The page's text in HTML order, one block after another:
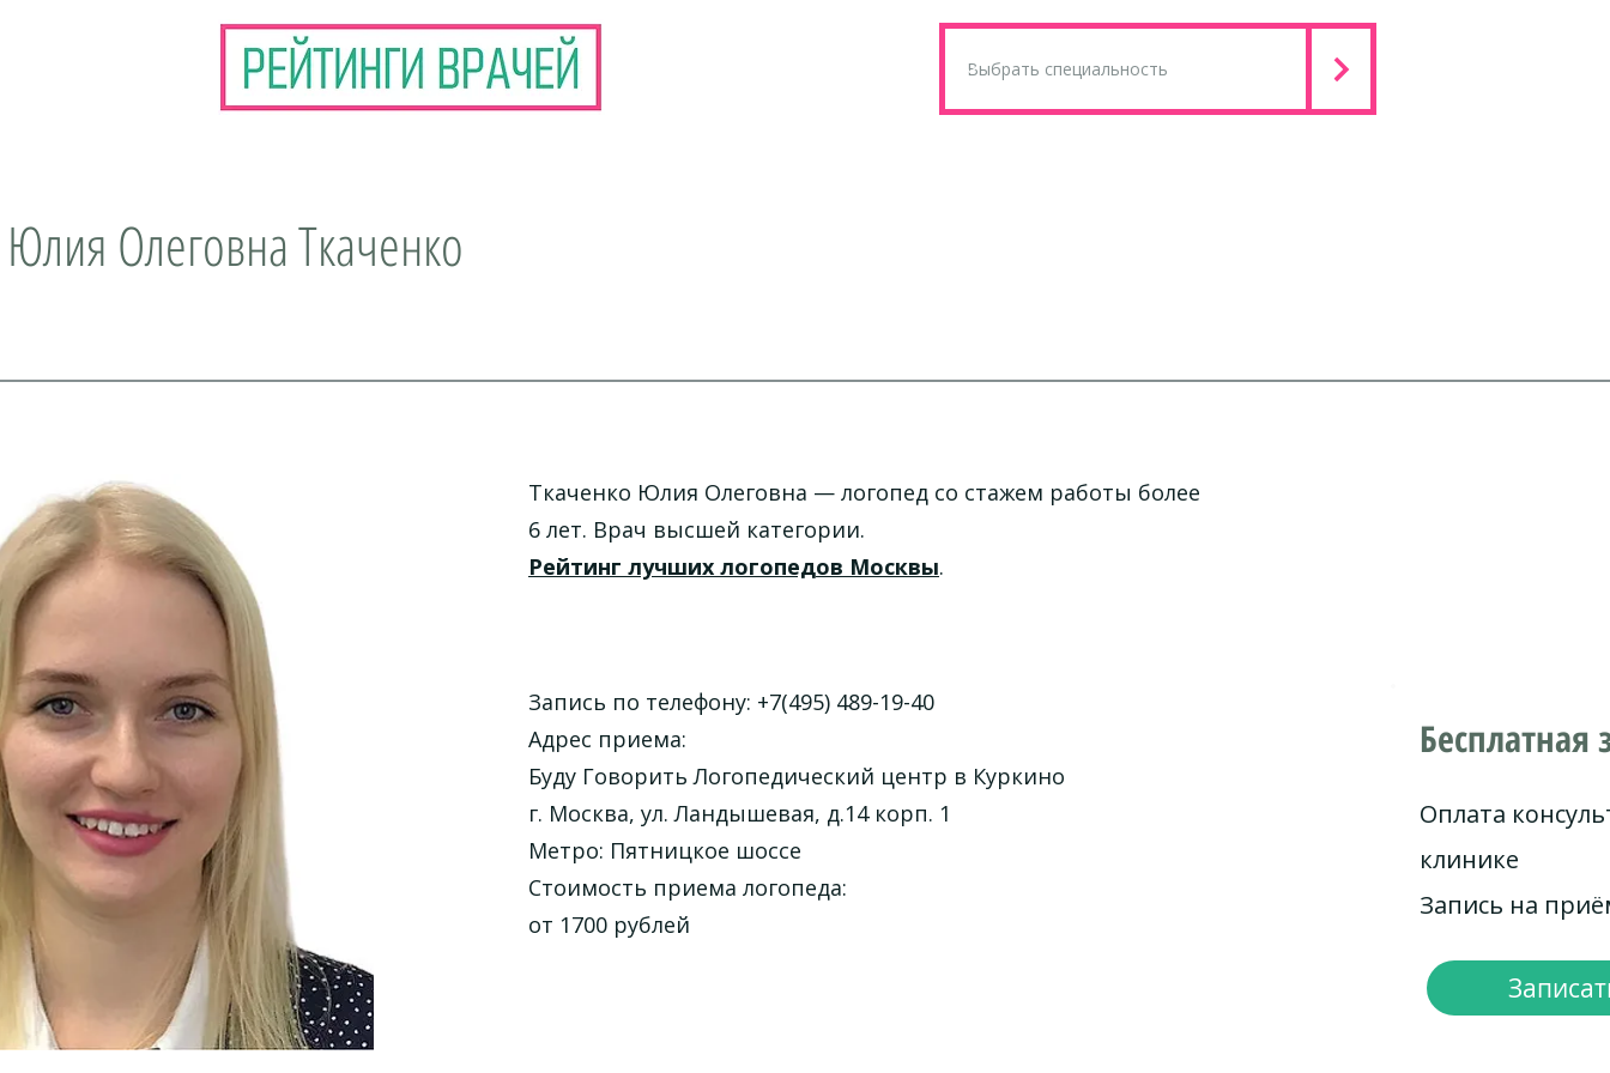
Олеговна Ткаченко
Ткаченко Юлия Олеговна — логопед со стажем работы более
6 лет. Врач высшей категории.
Рейтинг лучших логопедов Москвы.
Запись по телефону: +7(495) 489-19-40
Адрес приема:
Буду Говорить Логопедический центр в Куркино
г. Москва, ул. Ландышевая, д.14 корп. 1
Метро: Пятницкое шоссе
Стоимость приема логопеда:
от 1700 рублей
Бесплатная
Оплата
клинике
Запись на